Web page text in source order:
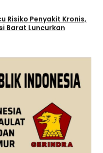
Risiko Penyakit Kronis,
Barat Luncurkan